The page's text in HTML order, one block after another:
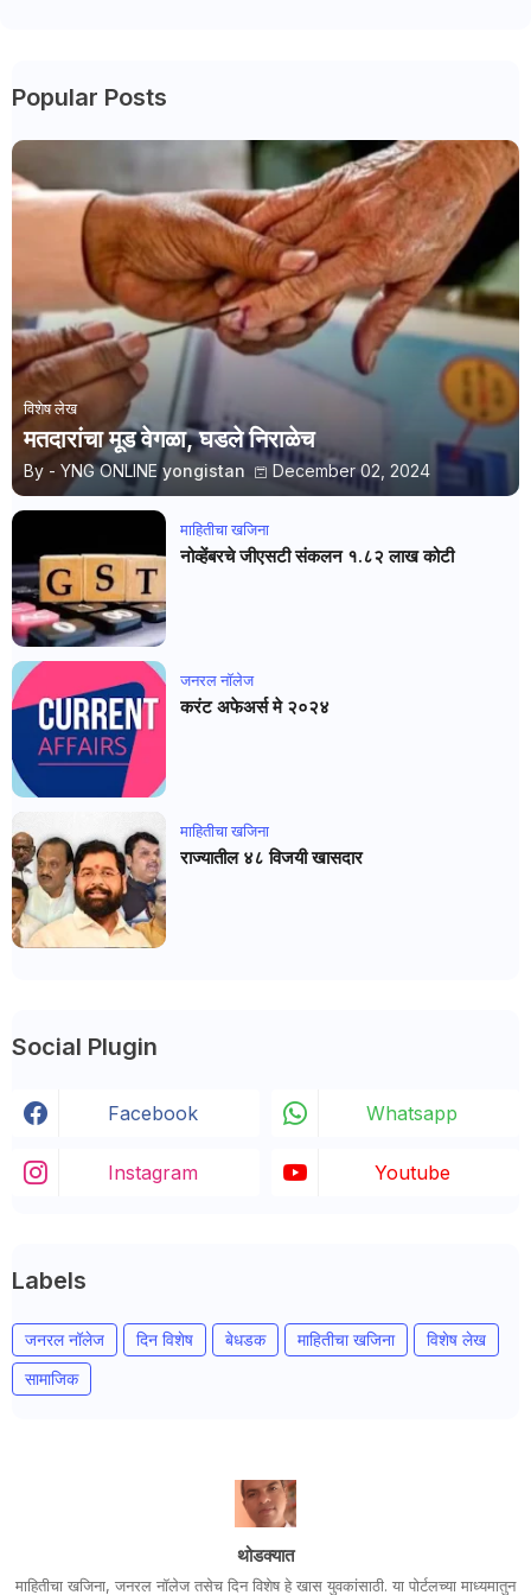
Popular Posts
विशेष लेख
मतदारांचा मूड वेगळा, घडले निराळेच
By - YNG ONLINE yongistan December 02, 2024
माहितीचा खजिना
नोव्हेंबरचे जीएसटी संकलन १.८२ लाख कोटी
जनरल नाॅलेज
करंट अफेअर्स मे २०२४
माहितीचा खजिना
राज्यातील ४८ विजयी खासदार
Social Plugin
Facebook Whatsapp
Instagram Youtube
Labels
जनरल नॉलेज दिन विशेष बेधडक माहितीचा खजिना
विशेष लेख
सामाजिक
थोडक्यात
माहितीचा खजिना, जनरल नॉलेज तसेच दिन विशेष हे खास युवकांसाठी. या पोर्टलच्या माध्यमातुन